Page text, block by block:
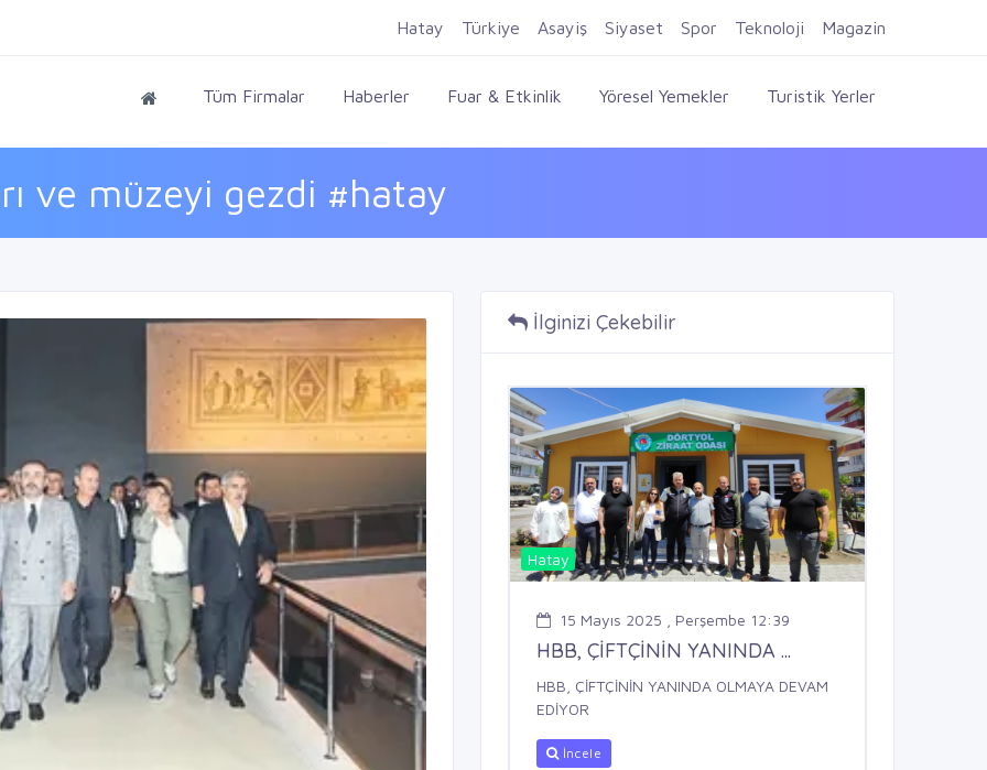
Firma Ekle Kayıt Ol Giriş Yap
Tüm Firmalar Haberler Fuar & Etkinlik Yöresel Yemekler Turistik Yerler
ve müzeyi gezdi #hatay
Hatay Türkiye Asayiş Siyaset Spor Teknoloji Magazin
İlginizi Çekebilir
Hatay
15 Mayıs 2025 , Perşembe 12:39
HBB, ÇİFTÇİNİN YANINDA ...
HBB, ÇİFTÇİNİN YANINDA OLMAYA DEVAM
EDİYOR
İncele